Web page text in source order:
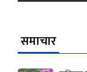
समाचार